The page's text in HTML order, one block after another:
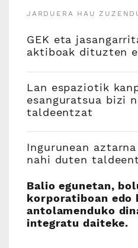
JARDUERA HAU
GEK eta
aktiboak dituzten
Lan espaziotik
esanguratsua bizi
taldeentzat
Ingurunean
nahi duten
Balio egunetan,
korporatiboan edo
antolamenduko
integratu daiteke.